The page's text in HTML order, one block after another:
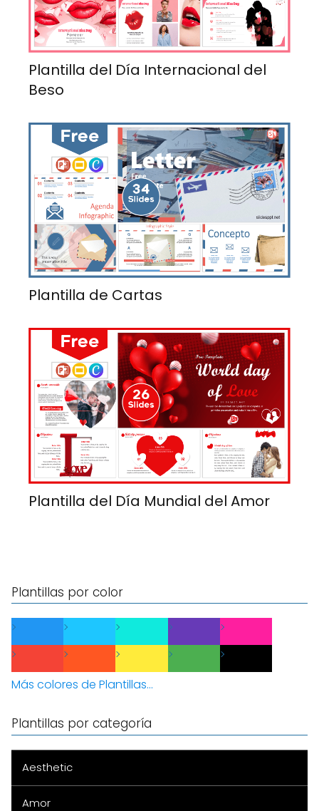
Plantilla del Día Internacional del
Beso
Plantilla de Cartas
Plantilla del Día Mundial del Amor
Plantillas por color
Más colores de Plantillas...
Plantillas por categoría
Aesthetic
Amor